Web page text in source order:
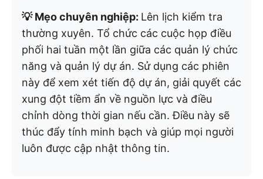
💡 Mẹo chuyên nghiệp: Lên lịch kiểm tra
thường xuyên. Tổ chức các cuộc họp điều
phối hai tuần một lần giữa các quản lý chức
năng và quản lý dự án. Sử dụng các phiên
này để xem xét tiến độ dự án, giải quyết các
xung đột tiềm ẩn về nguồn lực và điều
chỉnh dòng thời gian nếu cần. Điều này sẽ
thúc đẩy tính minh bạch và giúp mọi người
luôn được cập nhật thông tin.